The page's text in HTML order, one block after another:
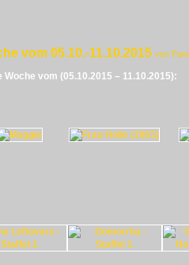
vom 05.10.-11.10.2015 von
vom (05.10.2015 – 11.10.2015):